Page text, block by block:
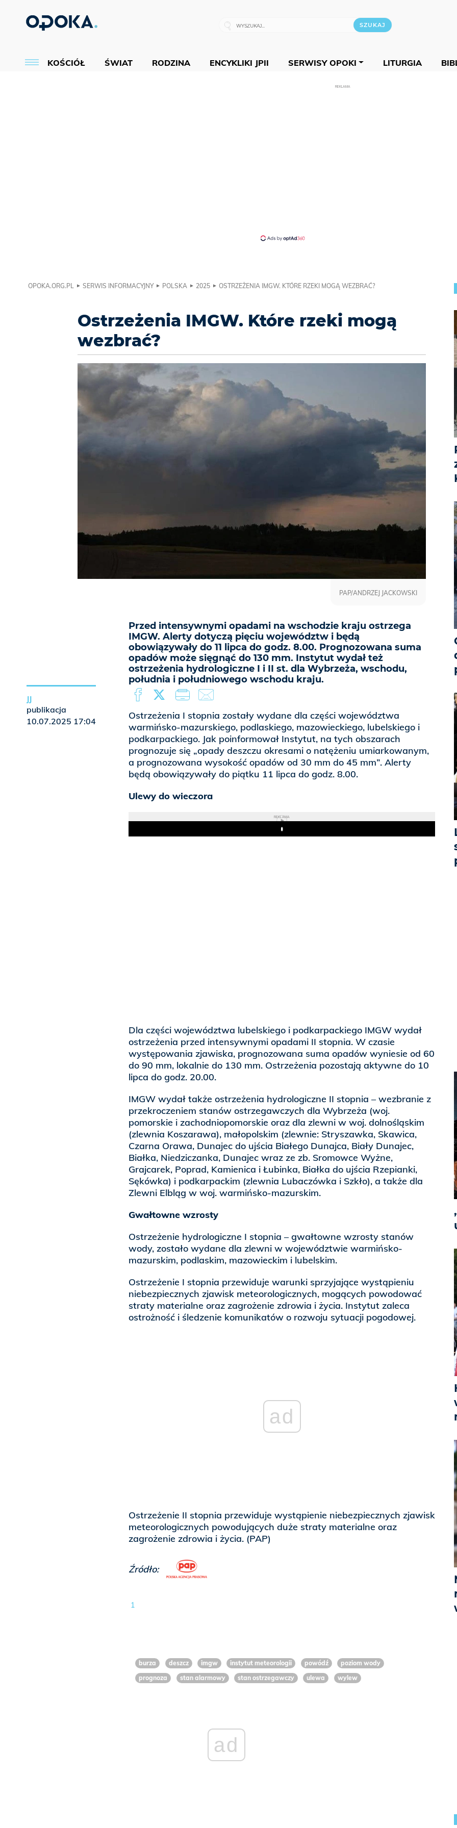
KOŚCIÓŁ ŚWIAT RODZINA ENCYKLIKI JPII SERWISY OPOKI LITURGIA
REKLAMA
OPOKA.ORG.PL SERWIS INFORMACYJNY POLSKA 2025 OSTRZEŻENIA IMGW. KTÓRE RZEKI MOGĄ WEZBRAĆ?
Ostrzeżenia IMGW. Które rzeki mogą
wezbrać?
Przed intensywnymi opadami na wschodzie kraju ostrzega
IMGW. Alerty dotyczą pięciu województw i będą
obowiązywały do 11 lipca do godz. 8.00. Prognozowana suma
opadów może sięgnąć do 130 mm. Instytut wydał też
ostrzeżenia hydrologiczne I i II st. dla Wybrzeża, wschodu,
południa i południowego wschodu kraju.
PAP/ANDRZEJ JACKOWSKI
Ostrzeżenia I stopnia zostały wydane dla części województwa
warmińsko-mazurskiego, podlaskiego, mazowieckiego, lubelskiego i
podkarpackiego. Jak poinformował Instytut, na tych obszarach
prognozuje się „opady deszczu okresami o natężeniu umiarkowanym,
a prognozowana wysokość opadów od 30 mm do 45 mm”. Alerty
będą obowiązywały do piątku 11 lipca do godz. 8.00.
Ulewy do wieczora
REKLAMA
Play
Dla części województwa lubelskiego i podkarpackiego IMGW wydał
ostrzeżenia przed intensywnymi opadami II stopnia. W czasie
występowania zjawiska, prognozowana suma opadów wyniesie od 60
do 90 mm, lokalnie do 130 mm. Ostrzeżenia pozostają aktywne do 10
lipca do godz. 20.00.
IMGW wydał także ostrzeżenia hydrologiczne II stopnia – wezbranie z
przekroczeniem stanów ostrzegawczych dla Wybrzeża (woj.
pomorskie i zachodniopomorskie oraz dla zlewni w woj. dolnośląskim
(zlewnia Koszarawa), małopolskim (zlewnie: Stryszawka, Skawica,
Czarna Orawa, Dunajec do ujścia Białego Dunajca, Biały Dunajec,
Białka, Niedziczanka, Dunajec wraz ze zb. Sromowce Wyżne,
Grajcarek, Poprad, Kamienica i Łubinka, Białka do ujścia Rzepianki,
Sękówka) i podkarpackim (zlewnia Lubaczówka i Szkło), a także dla
Zlewni Elbląg w woj. warmińsko-mazurskim.
Gwałtowne wzrosty
Ostrzeżenie hydrologiczne I stopnia – gwałtowne wzrosty stanów
wody, zostało wydane dla zlewni w województwie warmińsko-
mazurskim, podlaskim, mazowieckim i lubelskim.
Ostrzeżenie I stopnia przewiduje warunki sprzyjające wystąpieniu
niebezpiecznych zjawisk meteorologicznych, mogących powodować
straty materialne oraz zagrożenie zdrowia i życia. Instytut zaleca
ostrożność i śledzenie komunikatów o rozwoju sytuacji pogodowej.
ad
Ostrzeżenie II stopnia przewiduje wystąpienie niebezpiecznych zjawisk
meteorologicznych powodujących duże straty materialne oraz
zagrożenie zdrowia i życia. (PAP)
Źródło:
1
JJ
publikacja
10.07.2025 17:04
burza deszcz imgw instytut meteorologii powódź
poziom wody
prognoza
stan alarmowy stan ostrzegawczy ulewa wylew
ad